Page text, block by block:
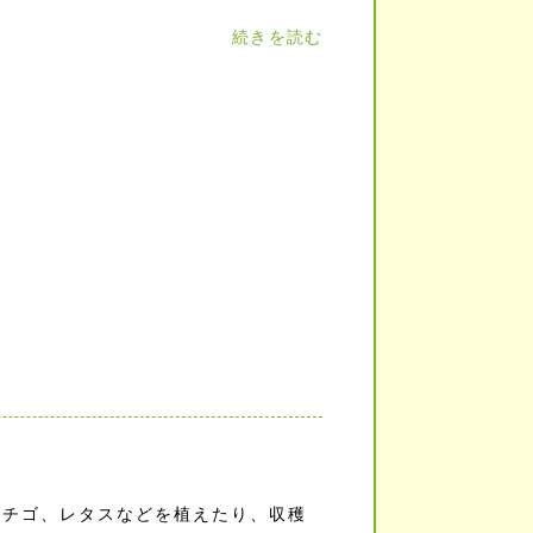
続きを読む
ゴ、レタスなどを植えたり、収穫